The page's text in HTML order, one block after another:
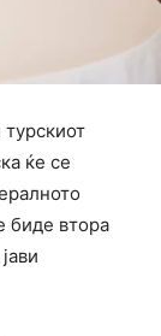
ќе се
биде втора